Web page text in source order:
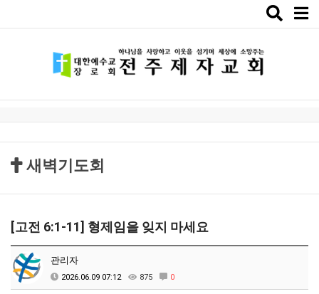
Toggle
새벽기도회
[고전 6:1-11] 형제임을 잊지 마세요
관리자
2026.06.09 07:12 875 0